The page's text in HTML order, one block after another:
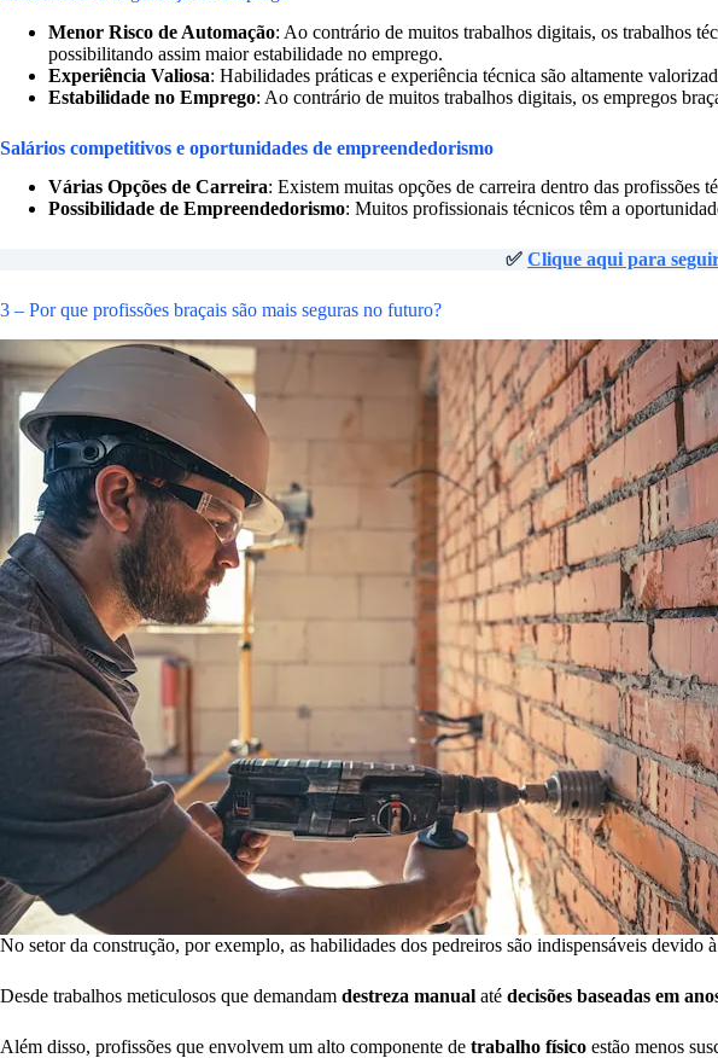
Menor Risco de Automação: Ao contrário de muitos trabalhos digitais, os trabalhos
possibilitando assim maior estabilidade no emprego.
Experiência Valiosa: Habilidades práticas e experiência técnica são altamente
Estabilidade no Emprego: Ao contrário de muitos trabalhos digitais, os empregos
Salários competitivos e oportunidades de empreendedorismo
Várias Opções de Carreira: Existem muitas opções de carreira dentro das profissões
Possibilidade de Empreendedorismo: Muitos profissionais técnicos têm a
✅ Clique aqui para
3 – Por que profissões braçais são mais seguras no futuro?
No setor da construção, por exemplo, as habilidades dos pedreiros são indispensáveis devido à
Desde trabalhos meticulosos que demandam destreza manual até decisões baseadas em
Além disso, profissões que envolvem um alto componente de trabalho físico estão menos